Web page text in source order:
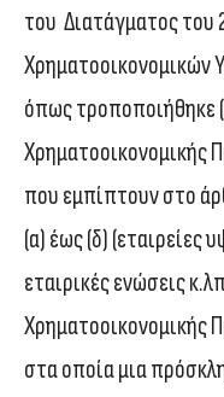
του Διατάγματος του
Χρηματοοικονομικών
όπως τροποποιήθηκε
Χρηματοοικονομικής
που εμπίπτουν στο
(α) έως (δ) (εταιρείες
εταιρικές ενώσεις
Χρηματοοικονομικής
στα οποία μια